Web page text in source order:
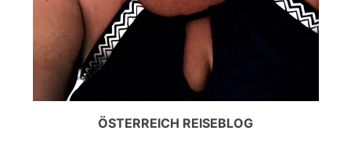
ÖSTERREICH REISEBLOG